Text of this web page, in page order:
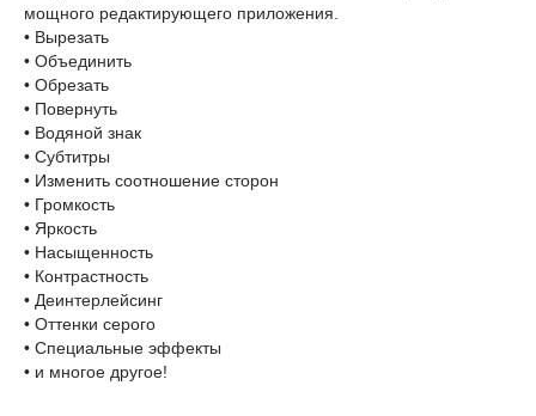
мощного редактирующего приложения.
• Вырезать
• Объединить
• Обрезать
• Повернуть
• Водяной знак
• Субтитры
• Изменить соотношение сторон
• Громкость
• Яркость
• Насыщенность
• Контрастность
• Деинтерлейсинг
• Оттенки серого
• Специальные эффекты
• и многое другое!